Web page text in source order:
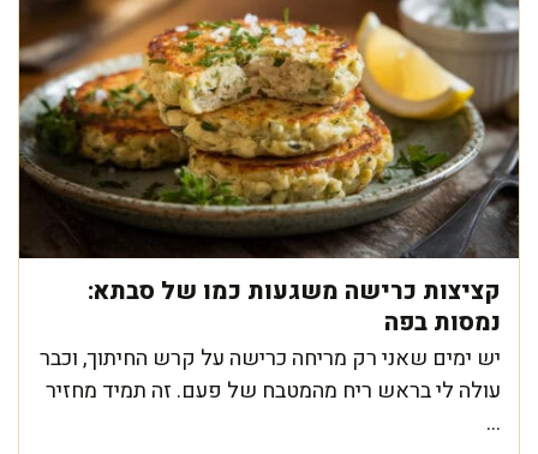
קציצות כרישה משגעות כמו של סבתא:
נמסות בפה
יש ימים שאני רק מריחה כרישה על קרש החיתוך, וכבר
עולה לי בראש ריח מהמטבח של פעם. זה תמיד מחזיר
...